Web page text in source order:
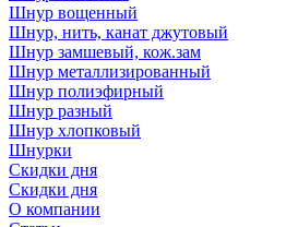
Шнур вощенный
Шнур, нить, канат джутовый
Шнур замшевый, кож.зам
Шнур металлизированный
Шнур полиэфирный
Шнур разный
Шнур хлопковый
Шнурки
Скидки дня
Скидки дня
О компании